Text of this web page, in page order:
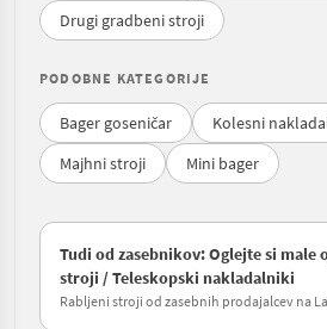
Drugi gradbeni stroji
PODOBNE KATEGORIJE
Bager goseničar
Kolesni
Majhni stroji
Mini bager
Tudi od zasebnikov: Oglejte si male
stroji / Teleskopski nakladalniki
Rabljeni stroji od zasebnih prodajalcev na